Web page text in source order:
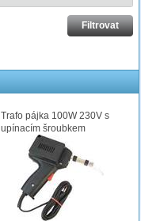
Trafo pájka 100W 230V s
upínacím šroubkem